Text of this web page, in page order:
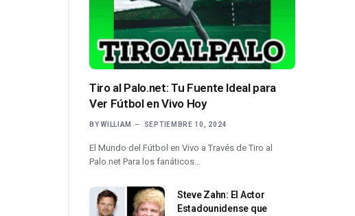
Tiro al Palo.net: Tu Fuente Ideal para
Ver Fútbol en Vivo Hoy
BY WILLIAM SEPTIEMBRE 10, 2024
El Mundo del Fútbol en Vivo a Través de Tiro al
Palo.net Para los fanáticos…
Steve Zahn: El Actor
Estadounidense que